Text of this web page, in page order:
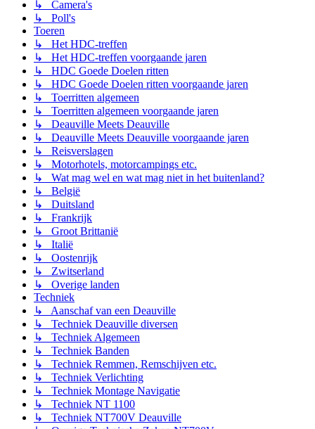
↳ Camera's
↳ Poll's
Toeren
↳ Het HDC-treffen
↳ Het HDC-treffen voorgaande jaren
↳ HDC Goede Doelen ritten
↳ HDC Goede Doelen ritten voorgaande jaren
↳ Toerritten algemeen
↳ Toerritten algemeen voorgaande jaren
↳ Deauville Meets Deauville
↳ Deauville Meets Deauville voorgaande jaren
↳ Reisverslagen
↳ Motorhotels, motorcampings etc.
↳ Wat mag wel en wat mag niet in het buitenland?
↳ België
↳ Duitsland
↳ Frankrijk
↳ Groot Brittanië
↳ Italië
↳ Oostenrijk
↳ Zwitserland
↳ Overige landen
Techniek
↳ Aanschaf van een Deauville
↳ Techniek Deauville diversen
↳ Techniek Algemeen
↳ Techniek Banden
↳ Techniek Remmen, Remschijven etc.
↳ Techniek Verlichting
↳ Techniek Montage Navigatie
↳ Techniek NT 1100
↳ Techniek NT700V Deauville